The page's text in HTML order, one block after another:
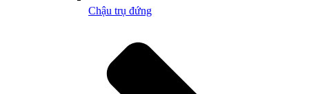
Chậu trụ đứng